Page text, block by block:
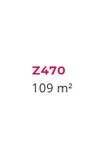
Z470
109 m²